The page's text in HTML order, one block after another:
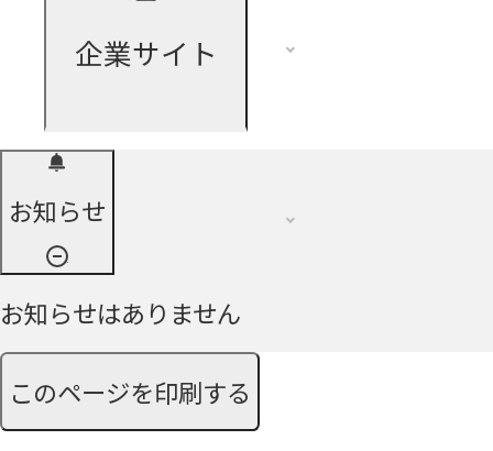
企業サイト
お知らせ
お知らせはありません
このページを印刷する